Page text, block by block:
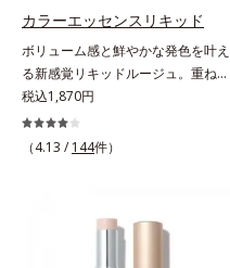
「ナノVCショットカプセル」を配
合。カプセルが浸透してから成分を
放出する特殊技術によって、高い浸
透力(*2)と安定性を実現。毛穴の目
立ちをしっかりケア(*3)して、ゆら
ぎやすいニキビ肌を、みずみずしい
清潔な垢抜け肌(*4)へと導きます。
(*5)。*1 テトラ2-ヘキシルデカン酸
アスコルビル、天然ビタミンE、イ
カラーエッセンスリキッド
ボリューム感と鮮やかな発色を叶え
る新感覚リキッドルージュ。重ねる
ほど、鮮やかにボリューミーに。1
本で美しい仕上がりを叶えるリキッ
ドルージュです。唇の凹凸を均一に
唇への密着感を高め色持ちを叶える
税込1,870円
（4.13 / 144件）